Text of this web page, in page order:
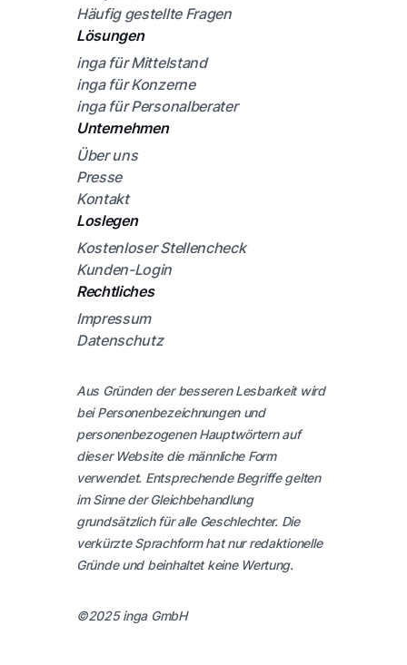
Häufig gestellte Fragen
Lösungen
inga für Mittelstand
inga für Konzerne
inga für Personalberater
Unternehmen
Über uns
Presse
Kontakt
Loslegen
Kostenloser Stellencheck
Kunden-Login
Rechtliches
Impressum
Datenschutz
Aus Gründen der besseren Lesbarkeit wird
bei Personenbezeichnungen und
personenbezogenen Hauptwörtern auf
dieser Website die männliche Form
verwendet. Entsprechende Begriffe gelten
im Sinne der Gleichbehandlung
grundsätzlich für alle Geschlechter. Die
verkürzte Sprachform hat nur redaktionelle
Gründe und beinhaltet keine Wertung.
©2025 inga GmbH